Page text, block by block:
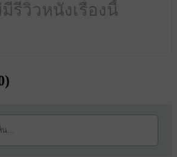
มีรีวิวหนังเรื่องนี้
)